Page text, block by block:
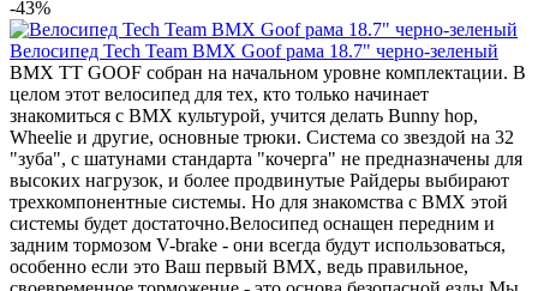
-43%
Велосипед Tech Team BMX Goof рама 18.7" черно-зеленый
BMX TT GOOF собран на начальном уровне комплектации. В
целом этот велосипед для тех, кто только начинает
знакомиться с BMX культурой, учится делать Bunny hop,
Wheelie и другие, основные трюки. Система со звездой на 32
"зуба", с шатунами стандарта "кочерга" не предназначены для
высоких нагрузок, и более продвинутые Райдеры выбирают
трехкомпонентные системы. Но для знакомства с BMX этой
системы будет достаточно.Велосипед оснащен передним и
задним тормозом V-brake - они всегда будут использоваться,
особенно если это Ваш первый BMX, ведь правильное,